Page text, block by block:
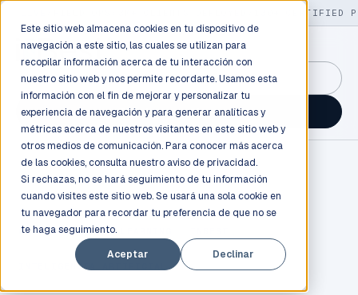
Este sitio web almacena cookies en tu dispositivo de
navegación a este sitio, las cuales se utilizan para
recopilar información acerca de tu interacción con
nuestro sitio web y nos permite recordarte. Usamos esta
información con el fin de mejorar y personalizar tu
experiencia de navegación y para generar analíticas y
métricas acerca de nuestros visitantes en este sitio web y
otros medios de comunicación. Para conocer más acerca
de las cookies, consulta nuestro aviso de privacidad.
Si rechazas, no se hará seguimiento de tu información
cuando visites este sitio web. Se usará una sola cookie en
tu navegador para recordar tu preferencia de que no se
te haga seguimiento.
Aceptar
Declinar
130+ CERTIFIED
GuidancePlex →
Talk to an engineer →
CLOUD , MACHINE LEARNING
INTELIGENCIA ARTIFICIAL